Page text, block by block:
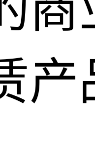
产